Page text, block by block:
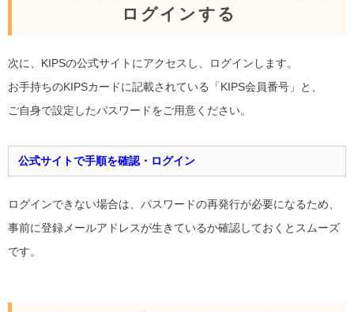
ログインする
次に、KIPSの公式サイトにアクセスし、ログインします。
お手持ちのKIPSカードに記載されている「KIPS会員番号」と、
ご自身で設定したパスワードをご用意ください。
公式サイトで手順を確認・ログイン
ログインできない場合は、パスワードの再発行が必要になるため、
事前に登録メールアドレスが生きているか確認しておくとスムーズ
です。